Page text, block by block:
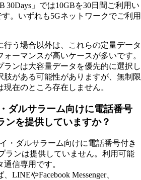
30Days」では10GBを30日間ご利用い
。いずれも5Gネットワークでご利用
行う場合以外は、これらの定量データ
ーマンスが高いケースが多いです。
ランは大容量データを優先的に選択し
肢がある可能性がありますが、無制限
在のところ存在しません。
ダルサラーム向けに電話番号
ンを提供していますか？
・ダルサラーム向けに電話番号付き
ランは提供していません。利用可能
信専用です。
LINEやFacebook Messenger、